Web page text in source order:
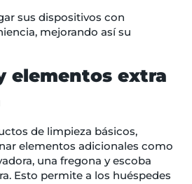
sus dispositivos con
mejorando así su
elementos extra
de limpieza básicos,
elementos adicionales como
una fregona y escoba
Esto permite a los huéspedes